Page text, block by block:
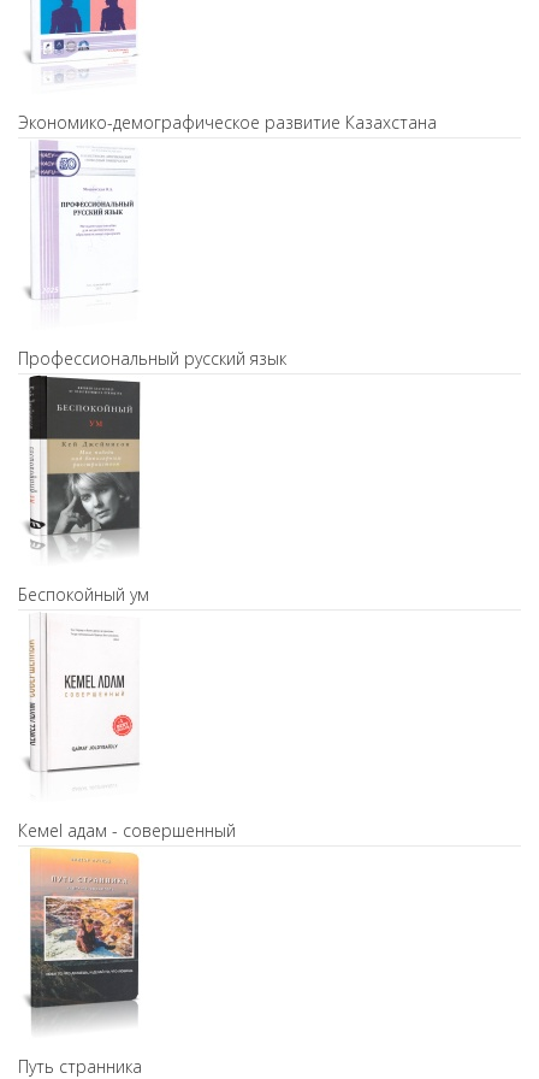
Экономико-демографическое развитие Казахстана
Профессиональный русский язык
Беспокойный ум
Кемel адам - совершенный
Путь странника